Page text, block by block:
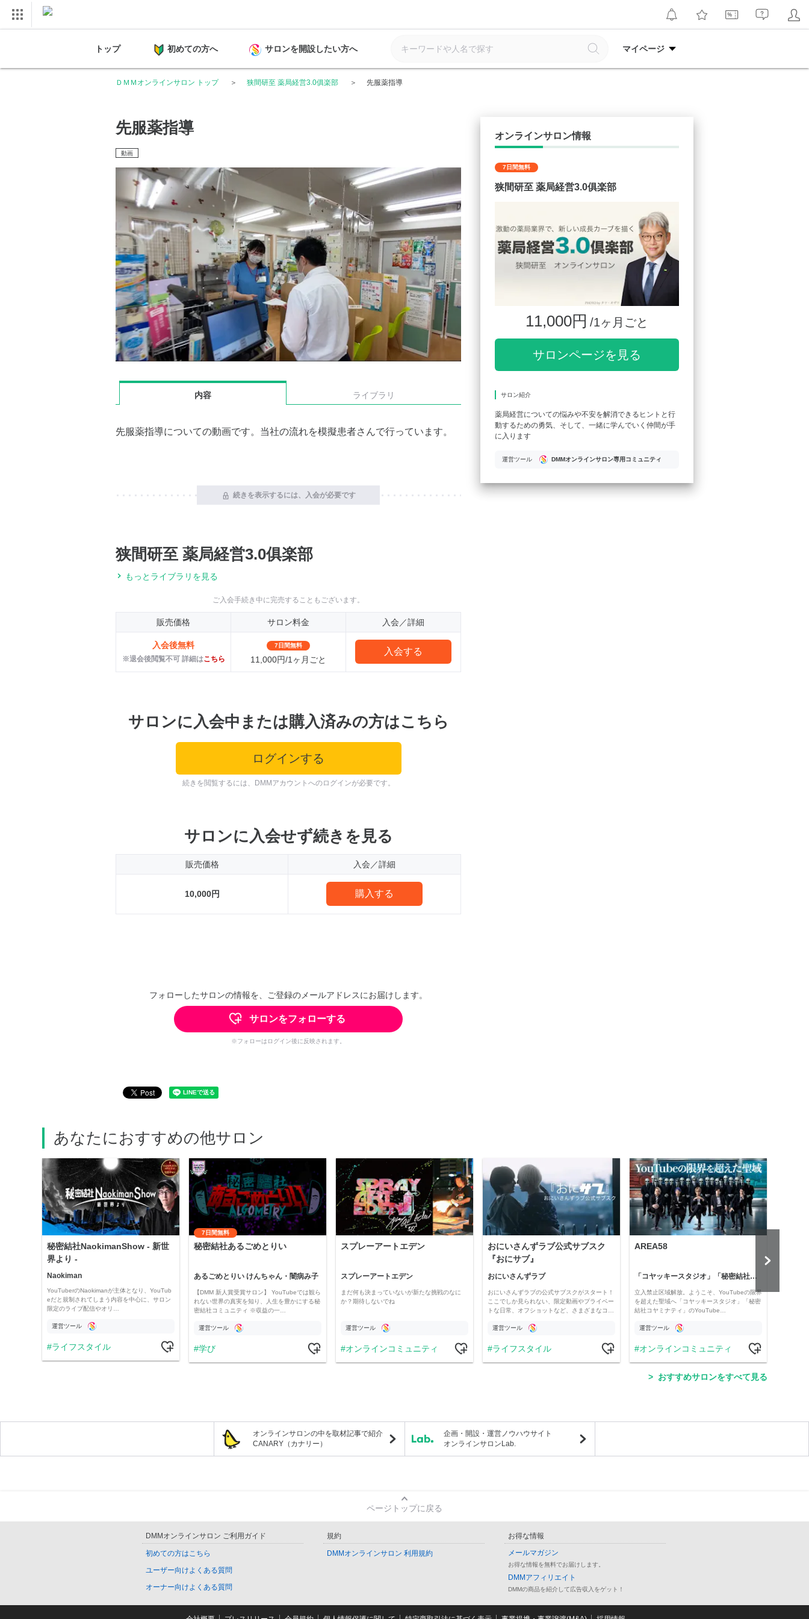
トップ 初めての方へ サロンを開設したい方へ マイページ
ＤＭＭオンラインサロン トップ 狭間研至 薬局経営3.0俱楽部 先服薬指導
先服薬指導
動画
内容 ライブラリ
先服薬指導についての動画です。当社の流れを模擬患者さんで行っています。
続きを表示するには、入会が必要です
狭間研至 薬局経営3.0俱楽部
もっとライブラリを見る
ご入会手続き中に完売することもございます。
販売価格 サロン料金 入会／詳細
入会後無料
※退会後閲覧不可 詳細はこちら
7日間無料
11,000円/1ヶ月ごと
入会する
サロンに入会中または購入済みの方はこちら
ログインする
続きを閲覧するには、DMMアカウントへのログインが必要です。
サロンに入会せず続きを見る
販売価格 入会／詳細
10,000円 購入する
フォローしたサロンの情報を、ご登録のメールアドレスにお届けします。
サロンをフォローする
※フォローはログイン後に反映されます。
オンラインサロン情報
7日間無料
狭間研至 薬局経営3.0俱楽部
11,000円 /1ヶ月ごと
サロンページを見る
サロン紹介
薬局経営についての悩みや不安を解消できるヒントと行
動するための勇気、そして、一緒に学んでいく仲間が手
に入ります
運営ツール DMMオンラインサロン専用コミュニティ
あなたにおすすめの他サロン
秘密結社NaokimanShow - 新世
界より -
Naokiman
YouTuberのNaokimanが主体となり、YouTub
eだと規制されてしまう内容を中心に、サロン
限定のライブ配信やオリ…
運営ツール
ライフスタイル
7日間無料
秘密結社あるごめとりい
あるごめとりい けんちゃん・闇病み子
【DMM 新人賞受賞サロン】 YouTubeでは観ら
れない世界の真実を知り、人生を豊かにする秘
密結社コミュニティ ※収益の一…
運営ツール
学び
スプレーアートエデン
スプレーアートエデン
まだ何も決まっていないが新たな挑戦のなに
か？期待しないでね
運営ツール
オンラインコミュニティ
おにいさんずラブ公式サブスク
『おにサブ』
おにいさんずラブ
おにいさんずラブの公式サブスクがスタート！
ここでしか見られない、限定動画やプライベー
トな日常、オフショットなど、さまざまなコ…
運営ツール
ライフスタイル
AREA58
「コヤッキースタジオ」「秘密結社コヤミナティ」
立入禁止区域解放。ようこそ、YouTubeの限界
を超えた聖域へ「コヤッキースタジオ」「秘密
結社コヤミナティ」のYouTube…
運営ツール
オンラインコミュニティ
おすすめサロンをすべて見る
オンラインサロンの中を取材記事で紹介
CANARY（カナリー）
企画・開設・運営ノウハウサイト
オンラインサロンLab.
ページトップに戻る
DMMオンラインサロン ご利用ガイド
初めての方はこちら
ユーザー向けよくある質問
オーナー向けよくある質問
規約
DMMオンラインサロン 利用規約
お得な情報
メールマガジン
お得な情報を無料でお届けします。
DMMアフィリエイト
DMMの商品を紹介して広告収入をゲット！